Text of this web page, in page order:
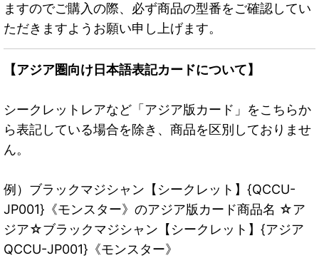
ますのでご購入の際、必ず商品の型番をご確認してい
ただきますようお願い申し上げます。
【アジア圏向け日本語表記カードについて】
シークレットレアなど「アジア版カード」をこちらか
ら表記している場合を除き、商品を区別しておりませ
ん。
例）ブラックマジシャン【シークレット】{QCCU-
JP001}《モンスター》のアジア版カード商品名 ☆ア
ジア☆ブラックマジシャン【シークレット】{アジア
QCCU-JP001}《モンスター》